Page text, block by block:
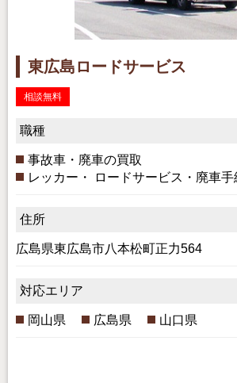
東広島ロードサービス
相談無料
職種
事故車・廃車の買取
レッカー・ ロードサービス・廃車手
住所
広島県東広島市八本松町正力564
対応エリア
岡山県 広島県 山口県